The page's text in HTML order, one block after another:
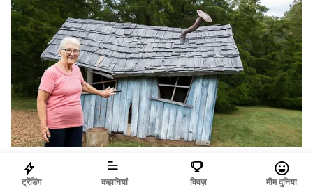
ट्रेंडिंग कहानियां क्विज़ मीम दुनिया